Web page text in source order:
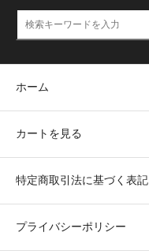
ホーム
カートを見る
特定商取引法に基づく表記
プライバシーポリシー